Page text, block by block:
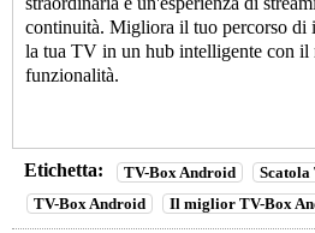
continuità. Migliora il tuo percorso di
la tua TV in un hub intelligente con
funzionalità.
Etichetta: TV-Box Android Scatola
TV-Box Android
Il miglior TV-Box